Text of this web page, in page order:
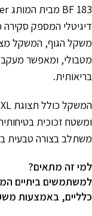
דיגיטלי המספק סקירה
משקל הגוף, המשקל מציג
מטבולי, ומאפשר
בריאותית.
ומשטח זכוכית
משתלב בצורה טבעית
למי זה מתאים?
למשתמשים ביתיים
כלליים, באמצעות